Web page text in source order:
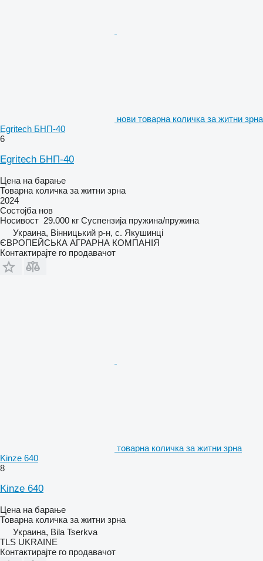
нови товарна количка за житни зрна
Egritech БНП-40
6
Egritech БНП-40
Цена на барање
Товарна количка за житни зрна
2024
Состојба нов
Носивост 29.000 кг Суспензија пружина/пружина
Украина, Вінницький р-н, с. Якушинці
ЄВРОПЕЙСЬКА АГРАРНА КОМПАНІЯ
Контактирајте го продавачот
товарна количка за житни зрна
Kinze 640
8
Kinze 640
Цена на барање
Товарна количка за житни зрна
Украина, Bila Tserkva
TLS UKRAINE
Контактирајте го продавачот